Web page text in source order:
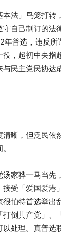
法」鸟笼打转
自己制订的法
普选，违反所
，起初中央指
民主党民协达
晰，但泛民依
家骅一马当先
受「爱国爱港
怕特首选举出
倒共产党」、
处理。真普选